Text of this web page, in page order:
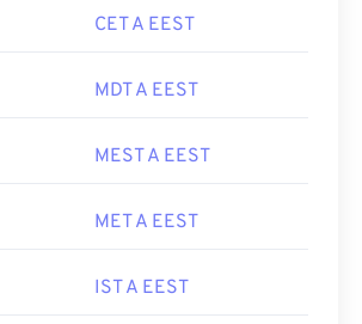
CET A EEST
MDT A EEST
MEST A EEST
MET A EEST
IST A EEST